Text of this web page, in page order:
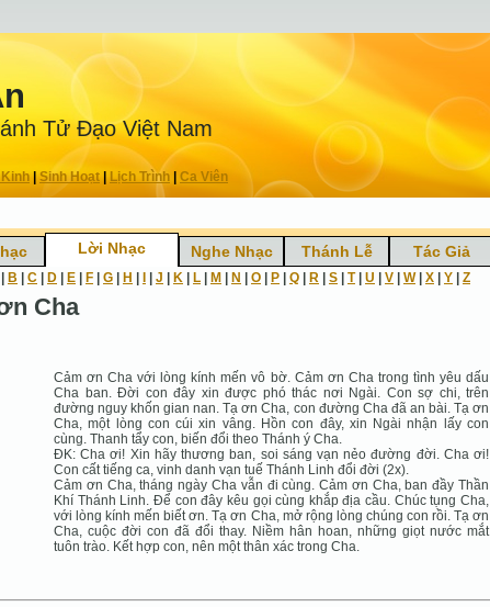
Tử Ðạo Việt Nam
|Sinh Hoạt| Lịch Trình Ca Viên
Lời Nhạc Nghe Nhạc Thánh Lễ Tác Giả
B C D E F G H J K L M N O P Q R S T| U V W| X Y Z
Cha
Cảm ơn Cha với lòng kính mến vô bờ. Cảm ơn Cha trong tình yêu dấu
Cha ban. Đời con đây xin được phó thác nơi Ngài. Con sợ chi, trên
đường nguy khốn gian nan. Tạ ơn Cha, con đường Cha đã an bài. Tạ ơn
Cha, một lòng con cúi xin vâng. Hồn con đây, xin Ngài nhận lấy con
cùng. Thanh tẩy con, biến đổi theo Thánh ý Cha.
ĐK: Cha ơi! Xin hãy thương ban, soi sáng vạn nẻo đường đời. Cha ơi!
Con cất tiếng ca, vinh danh vạn tuế Thánh Linh đổi đời (2x).
Cảm ơn Cha, tháng ngày Cha vẫn đi cùng. Cảm ơn Cha, ban đầy Thần
Khí Thánh Linh. Để con đây kêu gọi cùng khắp địa cầu. Chúc tụng Cha,
với lòng kính mến biết ơn. Tạ ơn Cha, mở rộng lòng chúng con rồi. Tạ ơn
Cha, cuộc đời con đã đổi thay. Niềm hân hoan, những giọt nước mắt
tuôn trào. Kết hợp con, nên một thân xác trong Cha.